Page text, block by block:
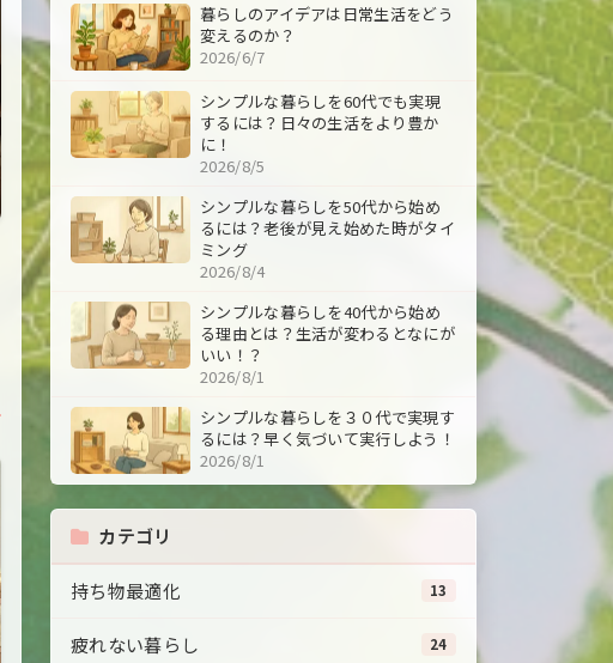
暮らしのアイデアは日常生活をどう
変えるのか？
2026/6/7
シンプルな暮らしを60代でも実現
するには？日々の生活をより豊か
に！
2026/8/5
シンプルな暮らしを50代から始め
るには？老後が見え始めた時がタイ
ミング
2026/8/4
シンプルな暮らしを40代から始め
る理由とは？生活が変わるとなにが
いい！？
2026/8/1
シンプルな暮らしを３０代で実現す
るには？早く気づいて実行しよう！
2026/8/1
カテゴリ
持ち物最適化 13
疲れない暮らし 24